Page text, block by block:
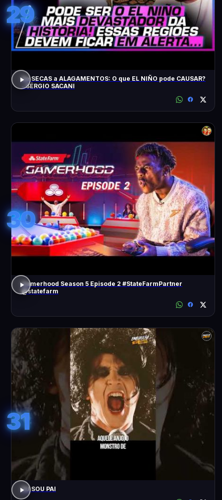
29
De SECAS a ALAGAMENTOS: O que EL NIÑO pode CAUSAR?
- SÉRGIO SACANI
30
Gamerhood Season 5 Episode 2 #StateFarmPartner
@statefarm
31
EU SOU PAI